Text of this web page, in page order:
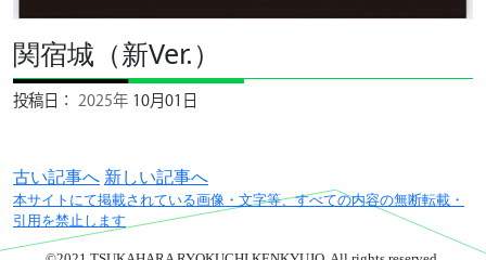
関宿城（新Ver.）
投稿日： 2025年 10月01日
古い記事へ 新しい記事へ
本サイトにて掲載されている画像・文字等、すべての内容の無断転載・
引用を禁止します